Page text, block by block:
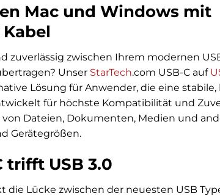
Mac und Windows mit
Kabel
zuverlässig zwischen Ihrem modernen
Unser StarTech.com USB-C auf
Lösung für Anwender, die eine
für höchste Kompatibilität und
Dateien, Dokumenten, Medien und
Gerätegrößen.
trifft USB 3.0
die Lücke zwischen der neuesten USB